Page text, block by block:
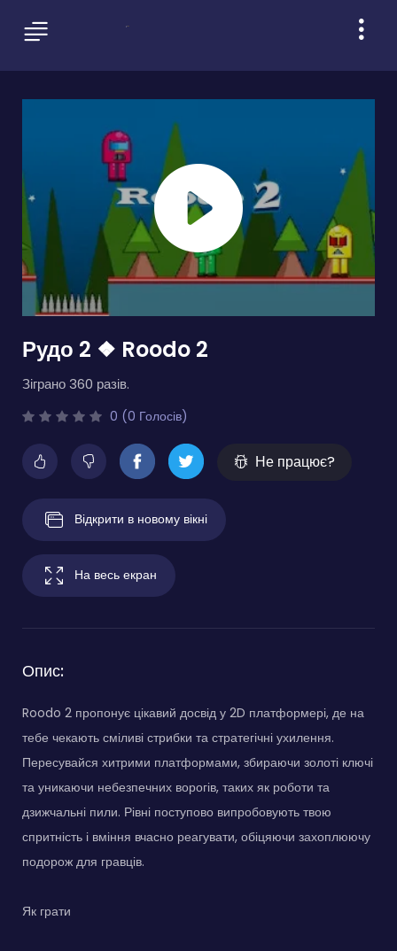
Рудо 2 ❖ Roodo 2
Зіграно 360 разів.
0 (0 Голосів)
Не працює?
Відкрити в новому вікні
На весь екран
Опис:
Roodo 2 пропонує цікавий досвід у 2D платформері, де на
тебе чекають сміливі стрибки та стратегічні ухилення.
Пересувайся хитрими платформами, збираючи золоті ключі
та уникаючи небезпечних ворогів, таких як роботи та
дзижчальні пили. Рівні поступово випробовують твою
спритність і вміння вчасно реагувати, обіцяючи захоплюючу
подорож для гравців.
Як грати